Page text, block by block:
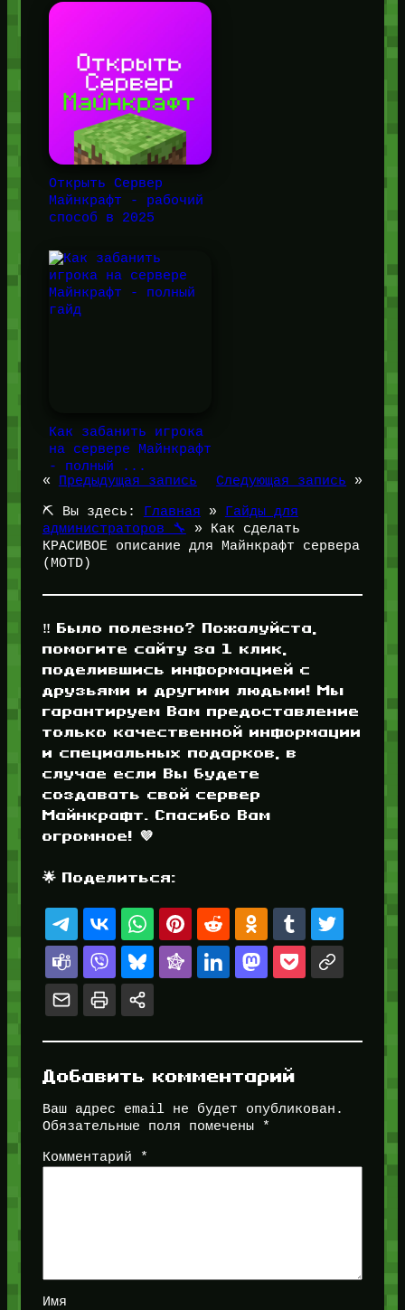
Открыть Сервер
Майнкрафт - рабочий
способ в 2025
Как забанить игрока
на сервере Майнкрафт
- полный ...
«
Предыдущая запись Следующая запись »
⛏️ Вы здесь: Главная » Гайды для
администраторов 🔧
» Как сделать
КРАСИВОЕ описание для Майнкрафт сервера
(MOTD)
‼️ Было полезно? Пожалуйста,
помогите сайту за 1 клик,
поделившись информацией с
друзьями и другими людьми! Мы
гарантируем Вам предоставление
только качественной информации
и специальных подарков, в
случае если Вы будете
создавать свой сервер
Майнкрафт. Спасибо Вам
огромное! 💜
🌟 Поделиться:
Добавить комментарий
Ваш адрес email не будет опубликован.
Обязательные поля помечены
*
Комментарий *
Имя